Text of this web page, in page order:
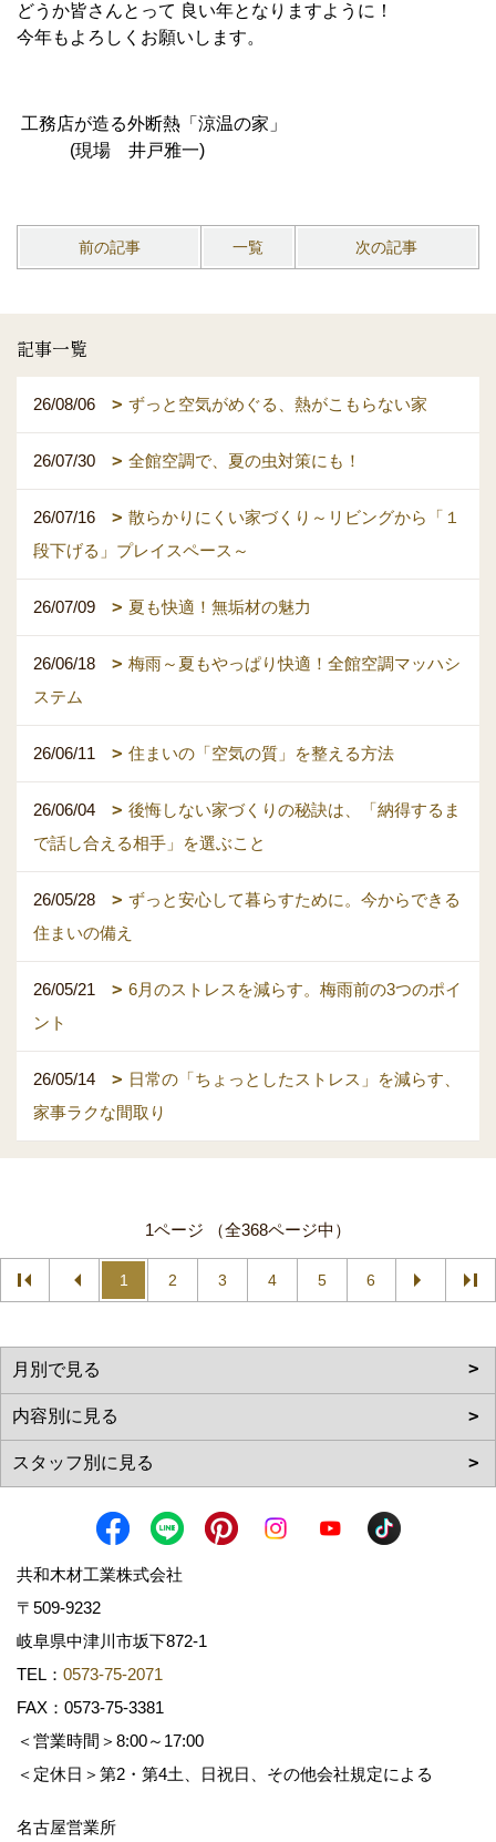
どうか皆さんとって 良い年となりますように！
今年もよろしくお願いします。
工務店が造る外断熱「涼温の家」
(現場 井戸雅一)
前の記事 一覧 次の記事
記事一覧
26/08/06 ずっと空気がめぐる、熱がこもらない家
26/07/30 全館空調で、夏の虫対策にも！
26/07/16
散らかりにくい家づくり～リビングから「１
段下げる」プレイスペース～
26/07/09 夏も快適！無垢材の魅力
26/06/18
梅雨～夏もやっぱり快適！全館空調マッハシ
ステム
26/06/11 住まいの「空気の質」を整える方法
26/06/04
後悔しない家づくりの秘訣は、「納得するま
で話し合える相手」を選ぶこと
26/05/28
ずっと安心して暮らすために。今からできる
住まいの備え
26/05/21
6月のストレスを減らす。梅雨前の3つのポイ
ント
26/05/14
日常の「ちょっとしたストレス」を減らす、
家事ラクな間取り
1ページ （全368ページ中）
1 2 3 4 5 6
共和木材工業株式会社
〒509-9232
岐阜県中津川市坂下872‐1
TEL： 0573-75-2071
FAX：0573-75-3381
＜営業時間＞8:00～17:00
＜定休日＞第2・第4土、日祝日、その他会社規定による
名古屋営業所